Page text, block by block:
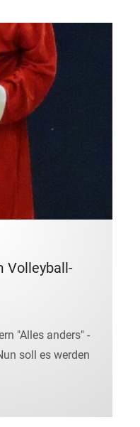
Volleyball-
"Alles anders" -
soll es werden